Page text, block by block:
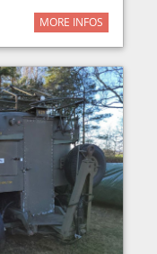
MORE INFOS